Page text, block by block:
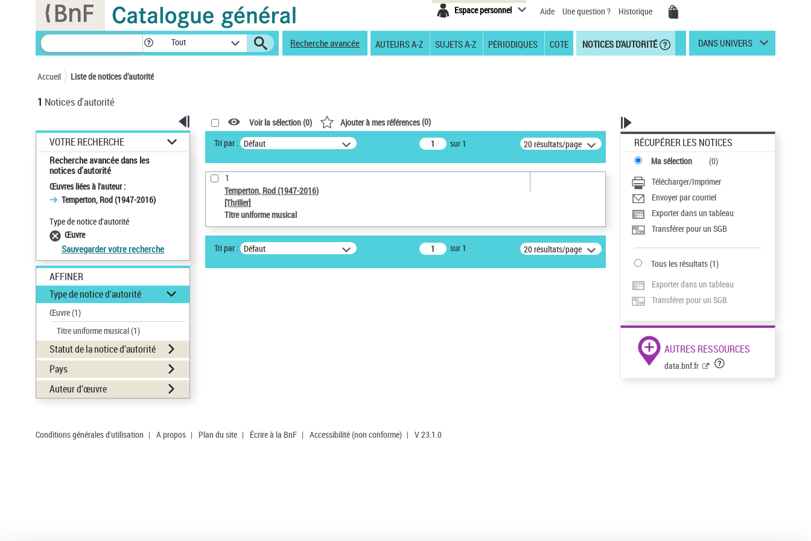
Espace personnel Aide Une question ? Historique
Tout Recherche avancée AUTEURS A-Z SUJETS A-Z PÉRIODIQUES COTE NOTICES D'AUTORITÉ DANS UNIVERS
Accueil Liste de notices d’autorité
1 Notices d'autorité
VOTRE RECHERCHE
Recherche avancée dans les
notices d’autorité
Œuvres liées à l'auteur :
Temperton, Rod (1947-2016)
Type de notice d'autorité
Œuvre
Sauvegarder votre recherche
AFFINER
Type de notice d'autorité
Œuvre(1)
Titre uniforme musical(1)
Statut de la notice d’autorité
Pays
Auteur d’œuvre
Voir la sélection (0) Ajouter à mes références(0)
Tri par : Défaut sur 1 20 résultats/page
1
Temperton, Rod (1947-2016)
[Thriller]
Titre uniforme musical
Tri par : Défaut sur 1 20 résultats/page
RÉCUPÉRER LES NOTICES
Ma sélection (0)
Télécharger/Imprimer
Envoyer par courriel
Exporter dans un tableau
Transférer pour un SGB
Tous les résultats(1)
Exporter dans un tableau
Transférer pour un SGB
AUTRES RESSOURCES
data.bnf.fr
Conditions générales d'utilisation | A propos | Plan du site | Écrire à la BnF | Accessibilité (non conforme) | V 23.1.0
Panneau de gestion des cookies